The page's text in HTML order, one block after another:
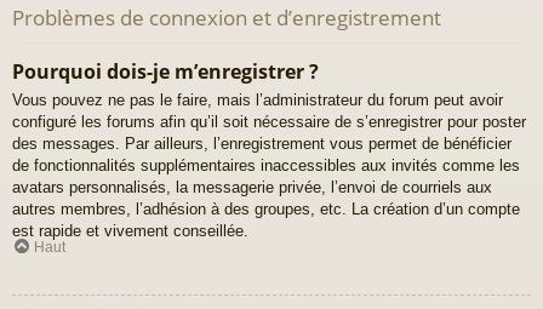
Problèmes de connexion et d’enregistrement
Pourquoi dois-je m’enregistrer ?
Vous pouvez ne pas le faire, mais l’administrateur du forum peut avoir
configuré les forums afin qu’il soit nécessaire de s’enregistrer pour poster
des messages. Par ailleurs, l’enregistrement vous permet de bénéficier
de fonctionnalités supplémentaires inaccessibles aux invités comme les
avatars personnalisés, la messagerie privée, l’envoi de courriels aux
autres membres, l’adhésion à des groupes, etc. La création d’un compte
est rapide et vivement conseillée.
Haut